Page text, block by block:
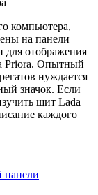
компьютера,
на панели
для отображения
Priora. Опытный
нуждается
значок. Если
щит Lada
каждого
панели